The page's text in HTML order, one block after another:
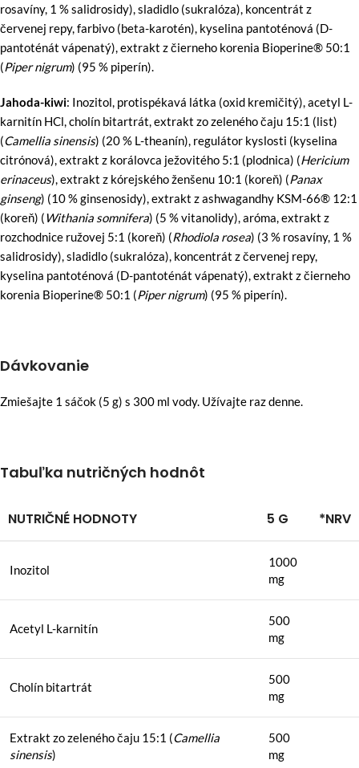
rosavíny, 1 % salidrosidy), sladidlo (sukralóza), koncentrát z
červenej repy, farbivo (beta-karotén), kyselina pantoténová (D-
pantoténát vápenatý), extrakt z čierneho korenia Bioperine® 50:1
(Piper nigrum) (95 % piperín).
Jahoda-kiwi: Inozitol, protispékavá látka (oxid kremičitý), acetyl L-
karnitín HCl, cholín bitartrát, extrakt zo zeleného čaju 15:1 (list)
(Camellia sinensis) (20 % L-theanín), regulátor kyslosti (kyselina
citrónová), extrakt z korálovca ježovitého 5:1 (plodnica) (Hericium
erinaceus), extrakt z kórejského ženšenu 10:1 (koreň) (Panax
ginseng) (10 % ginsenosidy), extrakt z ashwagandhy KSM-66® 12:1
(koreň) (Withania somnifera) (5 % vitanolidy), aróma, extrakt z
rozchodnice ružovej 5:1 (koreň) (Rhodiola rosea) (3 % rosavíny, 1 %
salidrosidy), sladidlo (sukralóza), koncentrát z červenej repy,
kyselina pantoténová (D-pantoténát vápenatý), extrakt z čierneho
korenia Bioperine® 50:1 (Piper nigrum) (95 % piperín).
Dávkovanie
Zmiešajte 1 sáčok (5 g) s 300 ml vody. Užívajte raz denne.
Tabuľka nutričných hodnôt
NUTRIČNÉ HODNOTY 5 G *NRV
Inozitol
1000
mg
Acetyl L-karnitín
500
mg
Cholín bitartrát
500
mg
Extrakt zo zeleného čaju 15:1 (Camellia
sinensis)
500
mg